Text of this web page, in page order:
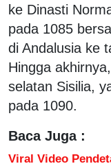
ke Dinasti
pada 1085
di Andalusia ke
Hingga
selatan Sisilia,
pada 1090.
Baca Juga :
Viral Video